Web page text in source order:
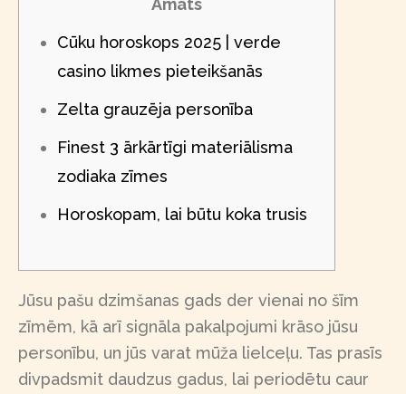
Amats
Cūku horoskops 2025 | verde
casino likmes pieteikšanās
Zelta grauzēja personība
Finest 3 ārkārtīgi materiālisma
zodiaka zīmes
Horoskopam, lai būtu koka trusis
Jūsu pašu dzimšanas gads der vienai no šīm
zīmēm, kā arī signāla pakalpojumi krāso jūsu
personību, un jūs varat mūža lielceļu. Tas prasīs
divpadsmit daudzus gadus, lai periodētu caur